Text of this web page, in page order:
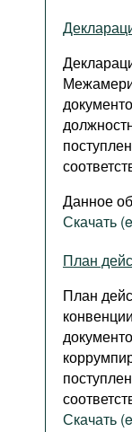
Данное
Скачать
План
План
Скачать